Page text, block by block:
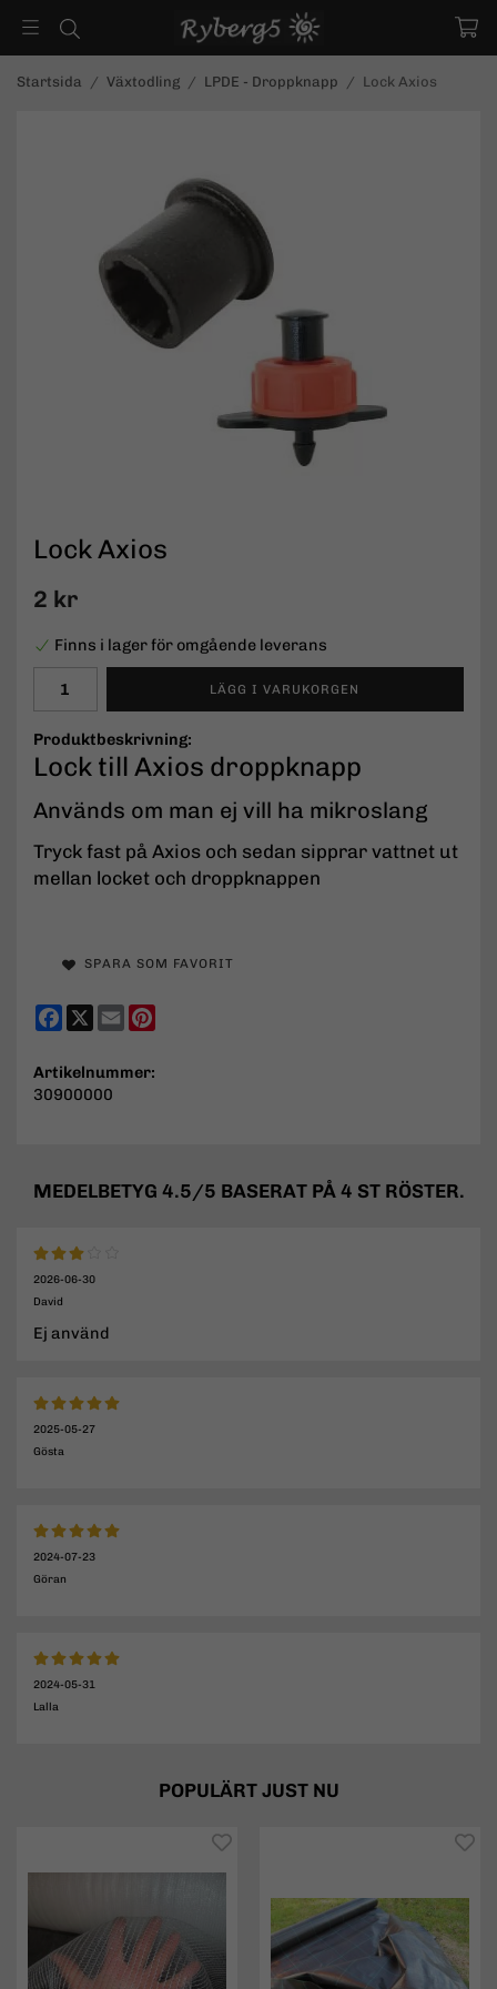
Startsida / Växtodling / LPDE - Droppknapp / Lock Axios
Lock Axios
2 kr
Finns i lager för omgående leverans
LÄGG I VARUKORGEN
Produktbeskrivning:
Lock till Axios droppknapp
Används om man ej vill ha mikroslang
Tryck fast på Axios och sedan sipprar vattnet ut
mellan locket och droppknappen
SPARA SOM FAVORIT
Facebook
X Email
Artikelnummer:
30900000
MEDELBETYG 4.5/5 BASERAT PÅ 4 ST RÖSTER.
2026-06-30
David
Ej använd
2025-05-27
Gösta
2024-07-23
Göran
2024-05-31
Lalla
POPULÄRT JUST NU